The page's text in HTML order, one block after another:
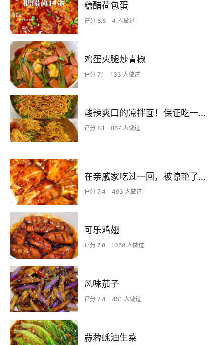
糖醋荷包蛋
评分 8.6 4 人做过
鸡蛋火腿炒青椒
评分 7.1 133 人做过
酸辣爽口的凉拌面！保证吃一次就上瘾
评分 8.1 867 人做过
在亲戚家吃过一回，被惊艳了…
评分 7.4 493 人做过
可乐鸡翅
评分 7.8 1058 人做过
风味茄子
评分 7.4 451 人做过
蒜蓉蚝油生菜